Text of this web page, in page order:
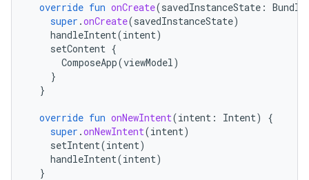
override fun onCreate(savedInstanceState :
super .onCreate(savedInstanceState)
handleIntent(intent)
setContent {
ComposeApp(viewModel)
}
}
override fun onNewIntent(intent : Intent)
{
super .onNewIntent(intent)
setIntent(intent)
handleIntent(intent)
}